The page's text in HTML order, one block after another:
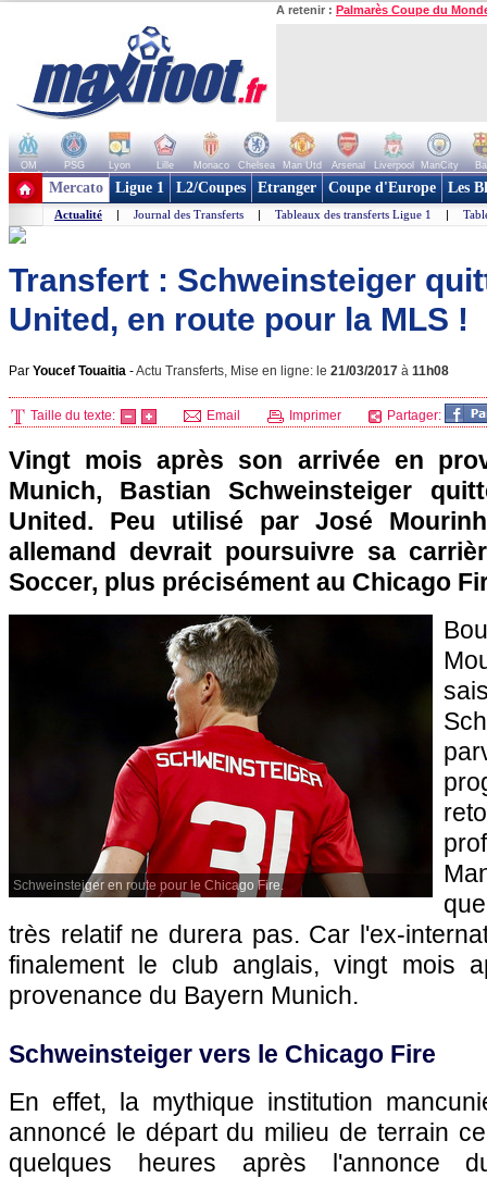
A retenir : Palmarès Coupe du
OM PSG Lyon Lille Monaco Chelsea Man Utd Arsenal Liverpool ManCity
+ de clubs
Mercato Ligue 1 L2/Coupes Etranger Coupe d'Europe Les
Actualité | Journal des Transferts | Tableaux des transferts Ligue 1 |
Transfert : Schweinsteiger
United, en route pour la MLS !
Par Youcef Touaitia -Actu Transferts, Mise en ligne: le 21/03/2017 à 11h08
Taille du texte: Email Imprimer Partager:
Vingt mois après son arrivée en
Munich, Bastian Schweinsteiger
United. Peu utilisé par José
allemand devrait poursuivre sa
Soccer, plus précisément au Chicago
Schweinsteiger en route pour le Chicago Fire.
très relatif ne durera pas. Car l'ex-
finalement le club anglais, vingt mois
provenance du Bayern Munich.
Schweinsteiger vers le Chicago Fire
En effet, la mythique institution
annoncé le départ du milieu de terrain
quelques heures après l'annonce